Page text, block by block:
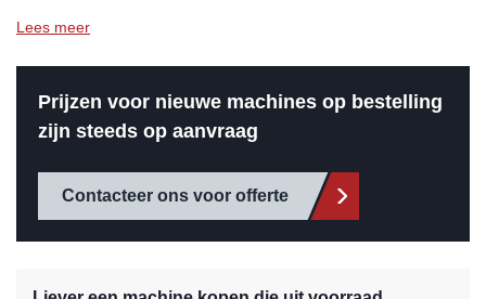
Lees meer
Prijzen voor nieuwe machines op bestelling
zijn steeds op aanvraag
Contacteer ons voor offerte